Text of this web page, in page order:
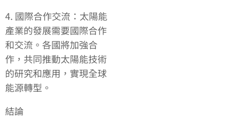
4. 國際合作交流：太陽能
產業的發展需要國際合作
和交流。各國將加強合
作，共同推動太陽能技術
的研究和應用，實現全球
能源轉型。
結論